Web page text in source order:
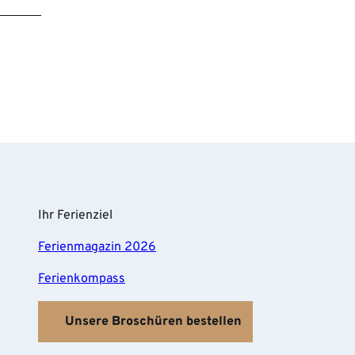
Ihr Ferienziel
Ferienmagazin 2026
Ferienkompass
Unsere Broschüren bestellen